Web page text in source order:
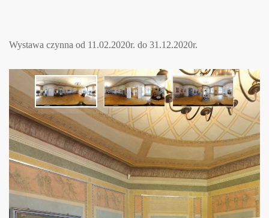
Wystawa czynna od 11.02.2020r. do 31.12.2020r.